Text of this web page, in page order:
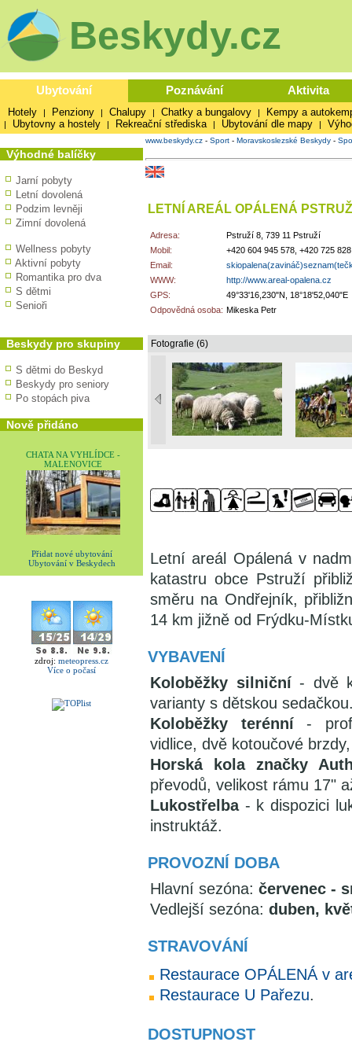
Beskydy.cz
Ubytování Poznávání Aktivita
Hotely | Penziony | Chalupy | Chatky a bungalovy | Kempy a
| Ubytovny a hostely | Rekreační střediska | Ubytování dle mapy |
Výhodné balíčky
Jarní pobyty
Letní dovolená
Podzim levněji
Zimní dovolená
Wellness pobyty
Aktivní pobyty
Romantika pro dva
S dětmi
Senioři
Beskydy pro skupiny
S dětmi do Beskyd
Beskydy pro seniory
Po stopách piva
Nově přidáno
CHATA NA VYHLÍDCE -
MALENOVICE
Přidat nové ubytování
Ubytování v Beskydech
zdroj: meteopress.cz
Více o počasí
www.beskydy.cz - Sport - Moravskoslezské Beskydy -
LETNÍ AREÁL OPÁLENÁ
Adresa:
Pstruží 8, 739 11 Pstruží
Mobil:
+420 604 945 578, +420 725
Email:
WWW:
http://www.areal-opalena.cz
GPS:
49°33'16,230"N, 18°18'52,040"E
Odpovědná osoba: Mikeska Petr
Fotografie (6)
Letní areál Opálená v
katastru obce Pstruží
směru na Ondřejník,
14 km jižně od Frýdku-
VYBAVENÍ
Koloběžky silniční- dvě
varianty s dětskou
Koloběžky terénní-
vidlice, dvě kotoučové
Horská kola značky
převodů, velikost rámu 17"
Lukostřelba- k dispozici
instruktáž.
PROVOZNÍ DOBA
Hlavní sezóna: červenec -
Vedlejší sezóna: duben,
STRAVOVÁNÍ
Restaurace OPÁLENÁ v
Restaurace U Pařezu.
DOSTUPNOST